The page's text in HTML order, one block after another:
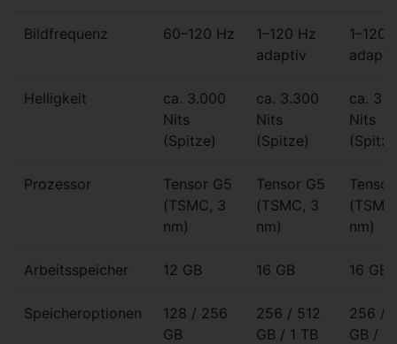
Bildfrequenz 60–120 Hz
1–120 Hz
adaptiv
1–120
Helligkeit
ca. 3.000
Nits
(Spitze)
ca. 3.300
Nits
(Spitze)
ca.
Nits
Prozessor
Tensor G5
(TSMC, 3
nm)
Tensor G5
(TSMC, 3
nm)
nm)
Arbeitsspeicher 12 GB 16 GB 16 GB
Speicheroptionen
128 / 256
GB
256 / 512
GB / 1 TB
256 /
GB / 1